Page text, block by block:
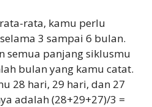
rata, kamu perlu
3 sampai 6 bulan.
semua panjang siklusmu
bulan yang kamu catat.
28 hari, 29 hari, dan 27
adalah (28+29+27)/3 =